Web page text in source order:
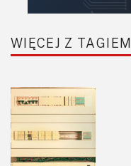
Sensory
Software
Sterowanie
Transformatory
Tranzystory
WIĘCEJ Z TAGIEM